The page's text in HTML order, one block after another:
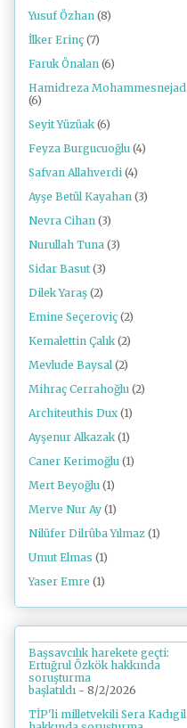
Yusuf Özhan (8)
İlker Erinç (7)
Faruk Önalan (6)
Hamidreza Mohammesnejad
(6)
Seyit Yüzüak (6)
Feyza Burgucuoğlu (4)
Safvan Allahverdi (4)
Ayşe Betül Kayahan (3)
Nevra Cihan (3)
Nurullah Tuna (3)
Sidar Basut (3)
Dilek Yaraş (2)
Emine Seçeroviç (2)
Kemalettin Çalık (2)
Mevlude Baysal (2)
Mihraç Cerrahoğlu (2)
Architeuthis Dux (1)
Ayşenur Alkazak (1)
Caner Kerimoğlu (1)
Mert Beyoğlu (1)
Merve Nur Ay (1)
Nilüfer Dilrûba Yılmaz (1)
Umut Elmas (1)
Yaser Emre (1)
Başsavcılık harekete geçti:
Ertuğrul Özkök hakkında
soruşturma
başlatıldı - 8/2/2026
TİP'li milletvekili Sera Kadıgil